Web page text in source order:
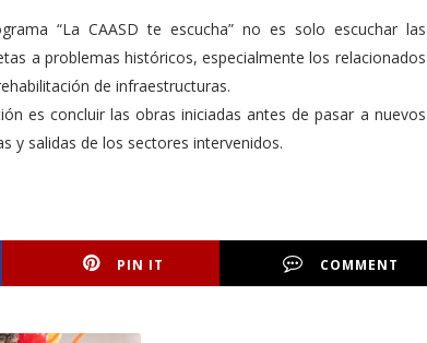
“La CAASD te escucha” no es solo escuchar las
a problemas históricos, especialmente los relacionados
de infraestructuras.
es concluir las obras iniciadas antes de pasar a nuevos
y salidas de los sectores intervenidos.
PIN IT COMMENT